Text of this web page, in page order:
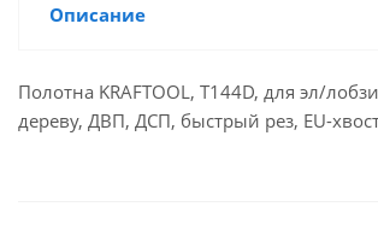
Описание
Полотна KRAFTOOL, T144D, для эл/
дереву, ДВП, ДСП, быстрый рез, EU-